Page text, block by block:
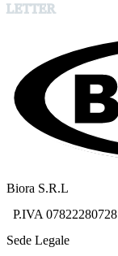
LETTER
Biora S.R.L
P.IVA 07822280728
Sede Legale